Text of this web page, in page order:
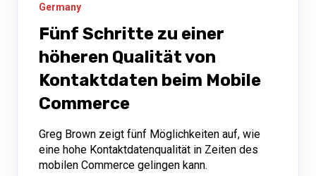
Germany
Fünf Schritte zu einer
höheren Qualität von
Kontaktdaten beim Mobile
Commerce
Greg Brown zeigt fünf Möglichkeiten auf, wie
eine hohe Kontaktdatenqualität in Zeiten des
mobilen Commerce gelingen kann.